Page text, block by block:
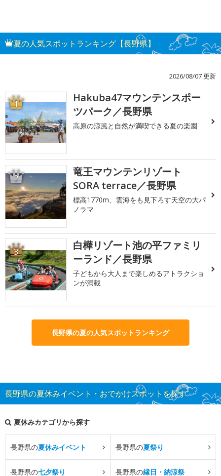
夏の人気スポットランキング【長野県】
2026/08/07 更新
1
Hakuba47マウンテンスポー
ツパーク／長野県
高原の涼風と自然が満喫できる夏の楽園
2
竜王マウンテンリゾート
SORA terrace／長野県
標高1770m、雲海をも見下ろす天空の大パ
ノラマ
3
白樺リゾート池の平ファミリ
ーランド／長野県
子どもから大人まで楽しめるアトラクショ
ンが満載
長野県の夏の人気スポットランキング
長野県の夏休みイベント・おでかけスポットを探す
夏休みカテゴリから探す
長野県の夏休みイベント 長野県の夏祭り
長野県の七夕祭り 長野県の縁日・納涼祭